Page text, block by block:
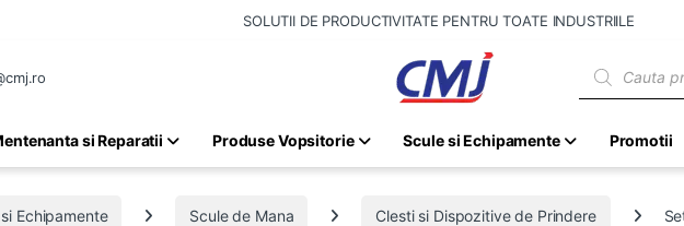
SOLUTII DE PRODUCTIVITATE PENTRU TOATE INDUSTRIILE
si Reparatii Produse Vopsitorie Scule si Echipamente Promotii
Echipamente Scule de Mana Clesti si Dispozitive de Prindere